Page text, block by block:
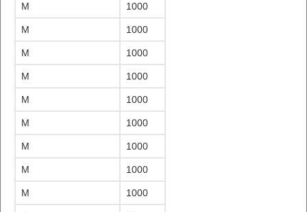
M 1000
M 1000
M 1000
M 1000
M 1000
M 1000
M 1000
M 1000
M 1000